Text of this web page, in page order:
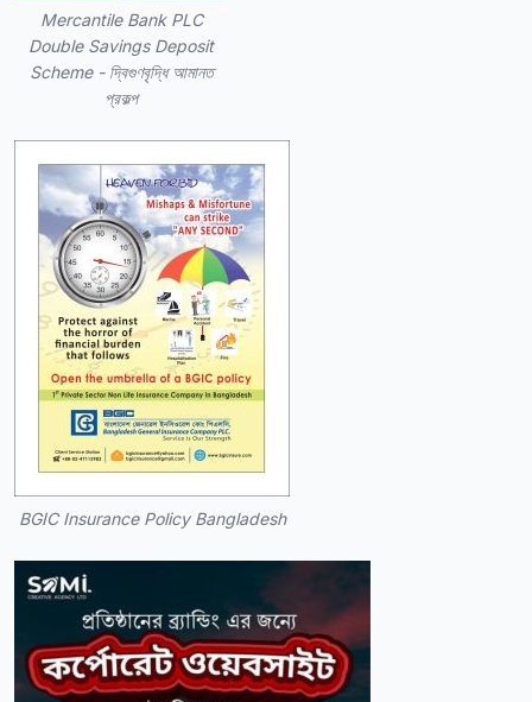
Mercantile Bank PLC
Double Savings Deposit
Scheme - দ্বিগুণবৃদ্ধি আমানত
প্রকল্প
BGIC Insurance Policy Bangladesh